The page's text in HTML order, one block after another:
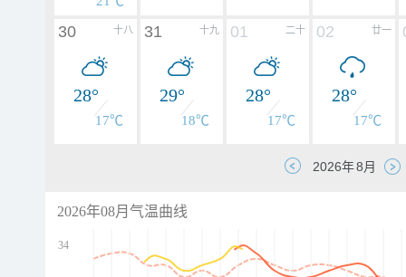
十八
30
28°
17℃
十九
31
29°
18℃
二十
01
28°
17℃
廿一
02
28°
17℃
2026年08月气温曲线
34